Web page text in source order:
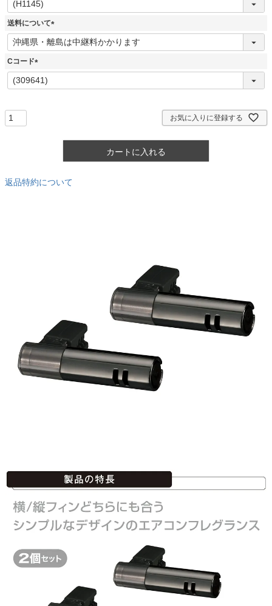
必
須
送料について
(
必
Cコード
(
必
お気に入りに登録する
カートに入れる
返品特約について